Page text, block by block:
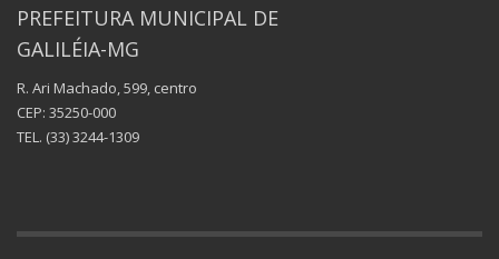
PREFEITURA MUNICIPAL DE
GALILÉIA-MG
R. Ari Machado, 599, centro
CEP: 35250-000
TEL. (33) 3244-1309